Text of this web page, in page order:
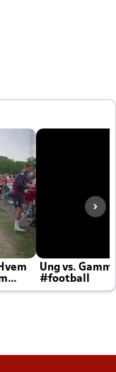
Ung vs.
#football